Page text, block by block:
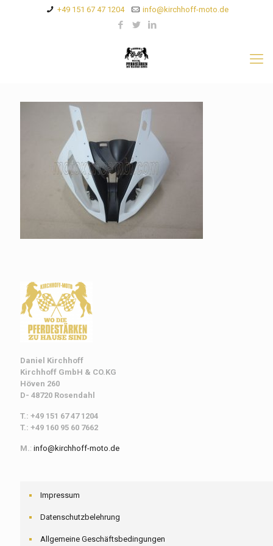
+49 151 67 47 1204 info@kirchhoff-moto.de
Daniel Kirchhoff
Kirchhoff GmbH & CO.KG
Höven 260
D- 48720 Rosendahl
T.: +49 151 67 47 1204
T.: +49 160 95 60 7662
M.: info@kirchhoff-moto.de
Impressum
Datenschutzbelehrung
Allgemeine Geschäftsbedingungen